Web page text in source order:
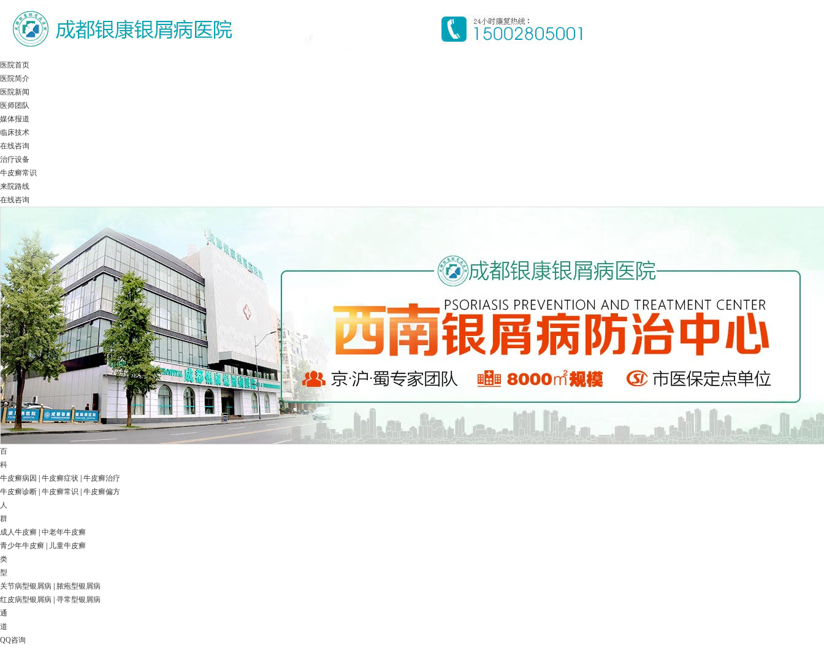
医院首页
医院简介
医院新闻
医师团队
媒体报道
临床技术
在线咨询
治疗设备
牛皮癣常识
来院路线
在线咨询
百
科
牛皮癣病因
牛皮癣症状 牛皮癣治疗
牛皮癣诊断 牛皮癣常识
牛皮癣偏方
人
群
成人牛皮癣 中老年牛皮癣
青少年牛皮癣
儿童牛皮癣
类
型
关节病型银屑病
脓疱型银屑病
红皮病型银屑病 寻常型银屑病
通
道
QQ咨询